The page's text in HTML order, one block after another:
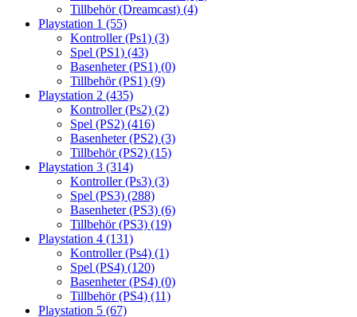
Tillbehör (Dreamcast) (4)
Playstation 1 (55)
Kontroller (Ps1) (3)
Spel (PS1) (43)
Basenheter (PS1) (0)
Tillbehör (PS1) (9)
Playstation 2 (435)
Kontroller (Ps2) (2)
Spel (PS2) (416)
Basenheter (PS2) (3)
Tillbehör (PS2) (15)
Playstation 3 (314)
Kontroller (Ps3) (3)
Spel (PS3) (288)
Basenheter (PS3) (6)
Tillbehör (PS3) (19)
Playstation 4 (131)
Kontroller (Ps4) (1)
Spel (PS4) (120)
Basenheter (PS4) (0)
Tillbehör (PS4) (11)
Playstation 5 (67)